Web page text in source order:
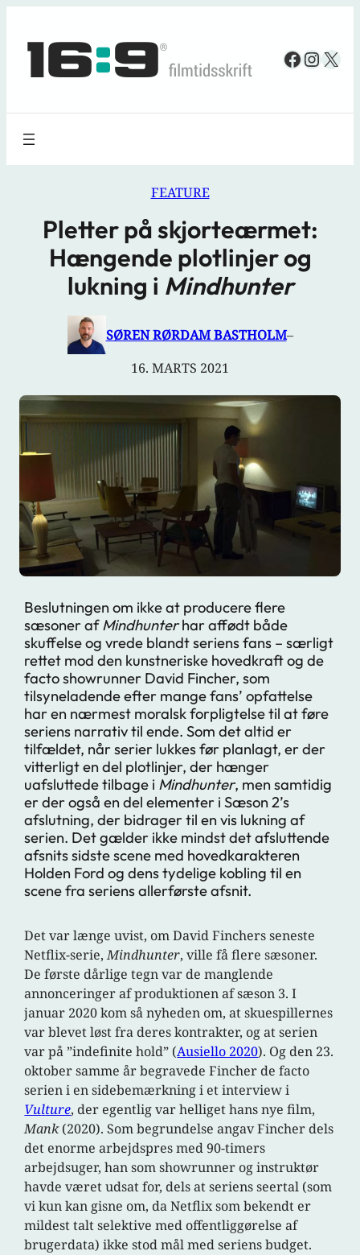
indhold
X
FEATURE
Pletter på skjorteærmet:
Hængende plotlinjer og
lukning i Mindhunter
SØREN RØRDAM BASTHOLM–
16. MARTS 2021
Beslutningen om ikke at producere flere
sæsoner afMindhunterhar affødt både
skuffelse og vrede blandt seriens fans – særligt
rettet mod den kunstneriske hovedkraft og de
facto showrunner David Fincher, som
tilsyneladende efter mange fans’ opfattelse
har en nærmest moralsk forpligtelse til at føre
seriens narrativ til ende. Som det altid er
tilfældet, når serier lukkes før planlagt, er der
vitterligt en del plotlinjer, der hænger
uafsluttede tilbage i Mindhunter, men samtidig
er der også en del elementer i Sæson 2’s
afslutning, der bidrager til en vis lukning af
serien. Det gælder ikke mindst det afsluttende
afsnits sidste scene med hovedkarakteren
Holden Ford og dens tydelige kobling til en
scene fra seriens allerførste afsnit.
Det var længe uvist, om David Finchers seneste
Netflix-serie,Mindhunter, ville få flere sæsoner.
De første dårlige tegn var de manglende
annonceringer af produktionen af sæson 3. I
januar 2020 kom så nyheden om, at skuespillernes
var blevet løst fra deres kontrakter, og at serien
var på ”indefinite hold” (Ausiello 2020). Og den 23.
oktober samme år begravede Fincher de facto
serien i en sidebemærkning i et interview i
Vulture, der egentlig var helliget hans nye film,
Mank(2020). Som begrundelse angav Fincher dels
det enorme arbejdspres med 90-timers
arbejdsuger, han som showrunner og instruktør
havde været udsat for, dels at seriens seertal (som
vi kun kan gisne om, da Netflix som bekendt er
mildest talt selektive med offentliggørelse af
brugerdata) ikke stod mål med seriens budget.